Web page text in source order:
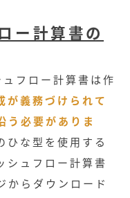
ー計算書の
フロー計算書は作
が義務づけられて
う必要がありま
ひな型を使用する
シュフロー計算書
からダウンロード